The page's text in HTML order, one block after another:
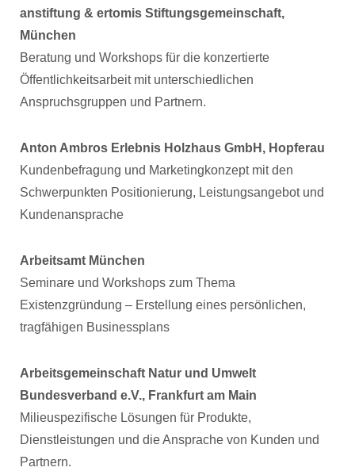
anstiftung & ertomis Stiftungsgemeinschaft,
München
Beratung und Workshops für die konzertierte
Öffentlichkeitsarbeit mit unterschiedlichen
Anspruchsgruppen und Partnern.
Anton Ambros Erlebnis Holzhaus GmbH, Hopferau
Kundenbefragung und Marketingkonzept mit den
Schwerpunkten Positionierung, Leistungsangebot und
Kundenansprache
Arbeitsamt München
Seminare und Workshops zum Thema
Existenzgründung – Erstellung eines persönlichen,
tragfähigen Businessplans
Arbeitsgemeinschaft Natur und Umwelt
Bundesverband e.V., Frankfurt am Main
Milieuspezifische Lösungen für Produkte,
Dienstleistungen und die Ansprache von Kunden und
Partnern.